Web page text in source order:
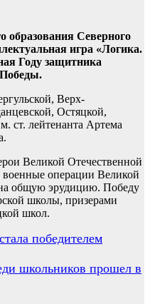
образования Северного
игра «Логика.
Году защитника
Верх-
Остяцкой,
ст. лейтенанта Артема
Великой Отечественной
операции Великой
общую эрудицию. Победу
школы, призерами
школ.
победителем
школьников прошел в